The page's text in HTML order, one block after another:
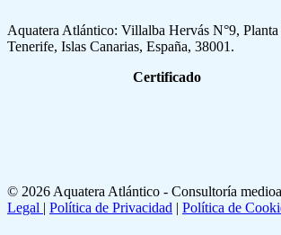
Aquatera Atlántico: Villalba Hervás N°9, Planta
Tenerife, Islas Canarias, España, 38001.
Certificado
© 2026 Aquatera Atlántico - Consultoría
Legal | Política de Privacidad | Política de